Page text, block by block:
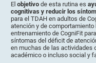
Elobjetivo de esta rutina es
cognitivas y reducir los
para el TDAH en adultos de
atención y de
entrenamiento de CogniFit
síntomas del déficit de
en muchas de las actividades
académico o incluso social y